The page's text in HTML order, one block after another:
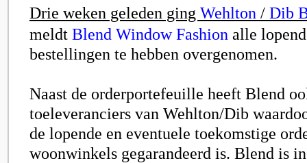
Drie weken geleden ging Wehlton / Dib
meldt Blend Window Fashion alle
bestellingen te hebben overgenomen.
Naast de orderportefeuille heeft Blend
toeleveranciers van Wehlton/Dib
de lopende en eventuele toekomstige
woonwinkels gegarandeerd is. Blend is